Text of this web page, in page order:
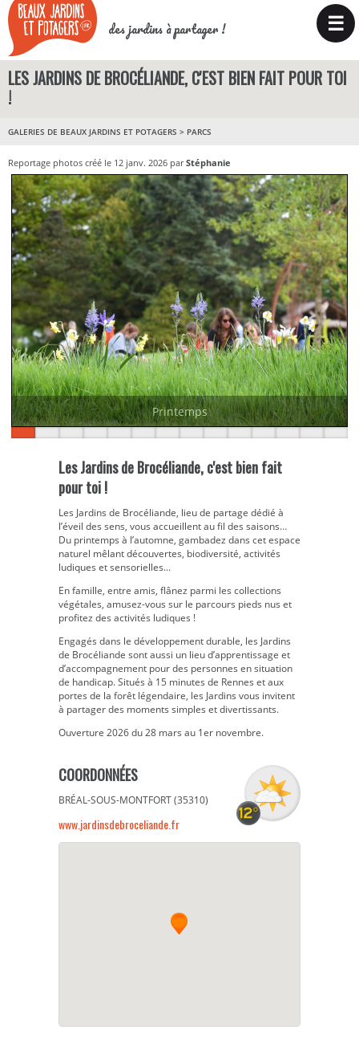
des jardins à partager ! ☰
LES JARDINS DE BROCÉLIANDE, C'EST BIEN FAIT POUR TOI
!
GALERIES DE BEAUX JARDINS ET POTAGERS > PARCS
Reportage photos créé le 12 janv. 2026 parStéphanie
Printemps
Les Jardins de Brocéliande, c'est bien fait
pour toi !
Les Jardins de Brocéliande, lieu de partage dédié à
l’éveil des sens, vous accueillent au fil des saisons…
Du printemps à l’automne, gambadez dans cet espace
naturel mêlant découvertes, biodiversité, activités
ludiques et sensorielles...
En famille, entre amis, flânez parmi les collections
végétales, amusez-vous sur le parcours pieds nus et
profitez des activités ludiques !
Engagés dans le développement durable, les Jardins
de Brocéliande sont aussi un lieu d’apprentissage et
d’accompagnement pour des personnes en situation
de handicap. Situés à 15 minutes de Rennes et aux
portes de la forêt légendaire, les Jardins vous invitent
à partager des moments simples et divertissants.
Ouverture 2026 du 28 mars au 1er novembre.
COORDONNÉES
BRÉAL-SOUS-MONTFORT (35310)
www.jardinsdebroceliande.fr